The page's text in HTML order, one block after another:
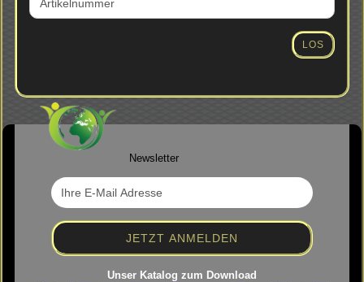
DIE
LOS
Newsletter
Unser Katalog zum Download